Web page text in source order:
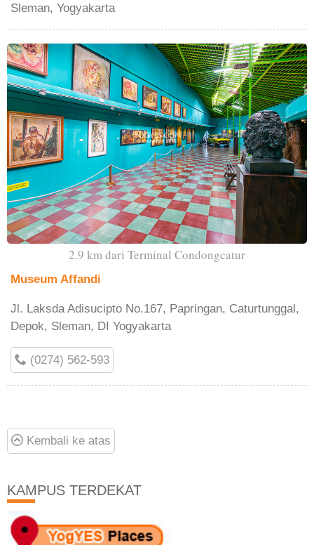
Sleman, Yogyakarta
2.9 km dari Terminal Condongcatur
Museum Affandi
Jl. Laksda Adisucipto No.167, Papringan, Caturtunggal,
Depok, Sleman, DI Yogyakarta
(0274) 562-593
Kembali ke atas
KAMPUS TERDEKAT